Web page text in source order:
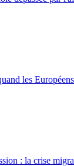
les
: la crise